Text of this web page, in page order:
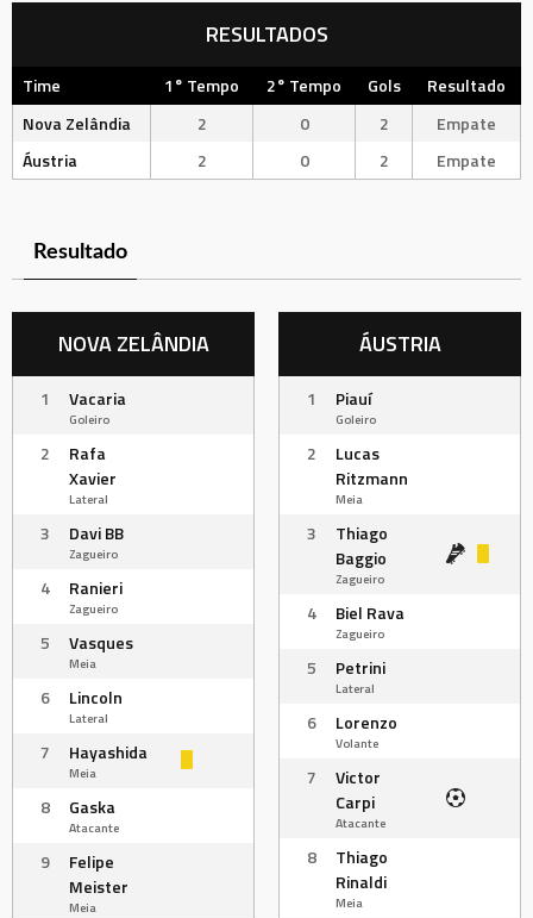
RESULTADOS
Time 1° Tempo 2° Tempo Gols
Resultado
Nova Zelândia
2 0 2
Empate
Áustria
2 0 2 Empate
Resultado
NOVA ZELÂNDIA
1 Vacaria
Goleiro
2
Rafa
Xavier
Lateral
3 Davi BB
Zagueiro
4 Ranieri
Zagueiro
5 Vasques
Meia
6 Lincoln
Lateral
7 Hayashida
Meia
8 Gaska
Atacante
9
Felipe
Meister
Meia
ÁUSTRIA
1 Piauí
Goleiro
2
Lucas
Ritzmann
Meia
3
Thiago
Baggio
Zagueiro
4 Biel Rava
Zagueiro
5 Petrini
Lateral
6 Lorenzo
Volante
7
Victor
Carpi
Atacante
8
Thiago
Rinaldi
Meia